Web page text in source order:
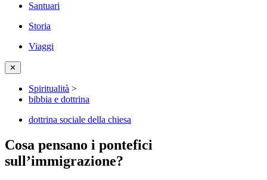
Santuari
Storia
Viaggi
✕
Spiritualità >
bibbia e dottrina
dottrina sociale della chiesa
Cosa pensano i pontefici
sull’immigrazione?